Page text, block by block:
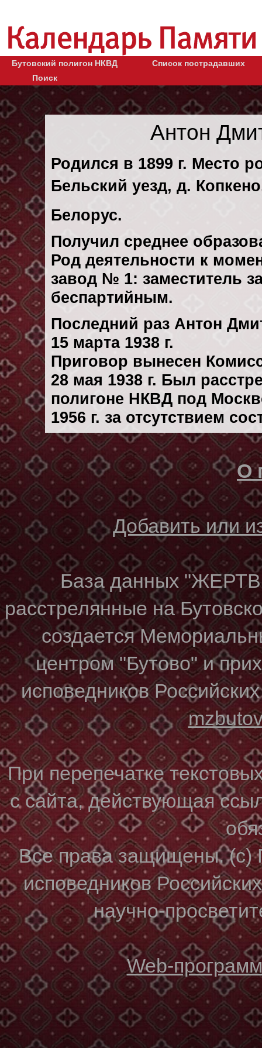
Бутовский полигон НКВД
Список пострадавших
Поиск
Антон
Родился в 1899 г. Место
Бельский уезд, д.
Белорус.
Получил среднее
Род деятельности к
завод № 1: заместитель
беспартийным.
Последний раз Антон
15 марта 1938 г.
Приговор вынесен
28 мая 1938 г. Был
полигоне НКВД под
1956 г. за отсутствием
О
Добавить или
База данных
расстрелянные на
создается
центром "Бутово" и
исповедников
При перепечатке
с сайта, действующая
Все права защищены. (с)
исповедников
научно-
Web-